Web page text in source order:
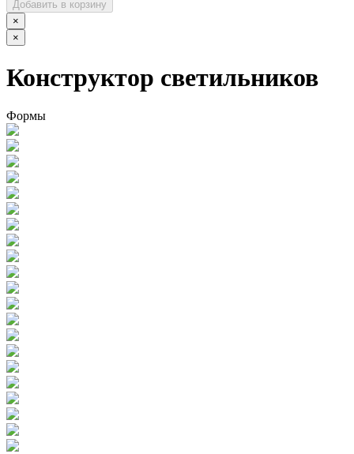
Добавить в корзину
×
×
Конструктор светильников
Формы